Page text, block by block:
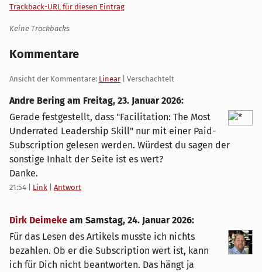
Trackback-URL für diesen Eintrag
Keine Trackbacks
Kommentare
Ansicht der Kommentare: Linear | Verschachtelt
Andre Bering am Freitag, 23. Januar 2026:
Gerade festgestellt, dass "Facilitation: The Most
Underrated Leadership Skill" nur mit einer Paid-
Subscription gelesen werden. Würdest du sagen der
sonstige Inhalt der Seite ist es wert?
Danke.
21:54 Link Antwort
Dirk Deimeke am Samstag, 24. Januar 2026:
Für das Lesen des Artikels musste ich nichts
bezahlen. Ob er die Subscription wert ist, kann
ich für Dich nicht beantworten. Das hängt ja